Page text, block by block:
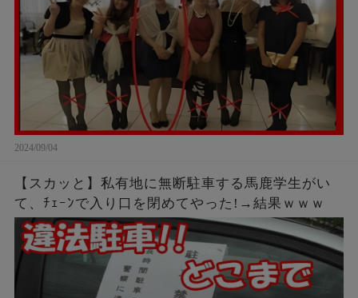
2024/09/04
【スカッと】私有地に無断駐車する馬鹿学生がい
て、ﾁｪｰﾝで入り口を閉めてやった!→結果ｗｗｗ